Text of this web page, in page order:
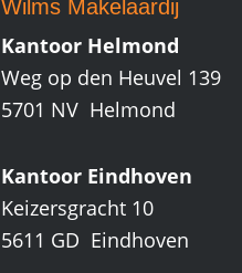
Wilms Makelaardij
Kantoor Helmond
Weg op den Heuvel 139
5701 NV Helmond
Kantoor Eindhoven
Keizersgracht 10
5611 GD Eindhoven